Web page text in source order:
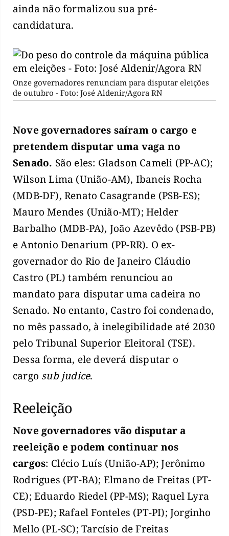
ainda não formalizou sua pré-
candidatura.
Onze governadores renunciam para disputar eleições
de outubro - Foto: José Aldenir/Agora RN
Nove governadores saíram o cargo e
pretendem disputar uma vaga no
Senado. São eles: Gladson Cameli (PP-AC);
Wilson Lima (União-AM), Ibaneis Rocha
(MDB-DF), Renato Casagrande (PSB-ES);
Mauro Mendes (União-MT); Helder
Barbalho (MDB-PA), João Azevêdo (PSB-PB)
e Antonio Denarium (PP-RR). O ex-
governador do Rio de Janeiro Cláudio
Castro (PL) também renunciou ao
mandato para disputar uma cadeira no
Senado. No entanto, Castro foi condenado,
no mês passado, à inelegibilidade até 2030
pelo Tribunal Superior Eleitoral (TSE).
Dessa forma, ele deverá disputar o
cargo sub judice.
Reeleição
Nove governadores vão disputar a
reeleição e podem continuar nos
cargos: Clécio Luís (União-AP); Jerônimo
Rodrigues (PT-BA); Elmano de Freitas (PT-
CE); Eduardo Riedel (PP-MS); Raquel Lyra
(PSD-PE); Rafael Fonteles (PT-PI); Jorginho
Mello (PL-SC); Tarcísio de Freitas